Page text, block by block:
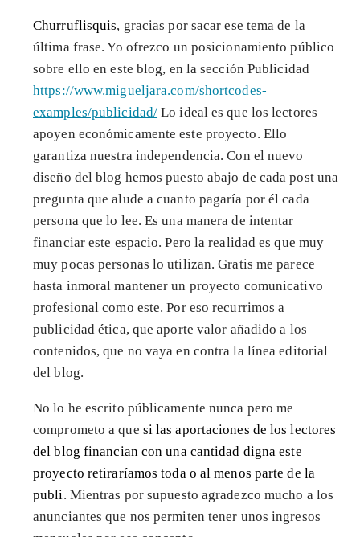
Churruflisquis, gracias por sacar ese tema de la
última frase. Yo ofrezco un posicionamiento público
sobre ello en este blog, en la sección Publicidad
https://www.migueljara.com/shortcodes-
examples/publicidad/ Lo ideal es que los lectores
apoyen económicamente este proyecto. Ello
garantiza nuestra independencia. Con el nuevo
diseño del blog hemos puesto abajo de cada post una
pregunta que alude a cuanto pagaría por él cada
persona que lo lee. Es una manera de intentar
financiar este espacio. Pero la realidad es que muy
muy pocas personas lo utilizan. Gratis me parece
hasta inmoral mantener un proyecto comunicativo
profesional como este. Por eso recurrimos a
publicidad ética, que aporte valor añadido a los
contenidos, que no vaya en contra la línea editorial
del blog.
No lo he escrito públicamente nunca pero me
comprometo a que si las aportaciones de los lectores
del blog financian con una cantidad digna este
proyecto retiraríamos toda o al menos parte de la
publi. Mientras por supuesto agradezco mucho a los
anunciantes que nos permiten tener unos ingresos